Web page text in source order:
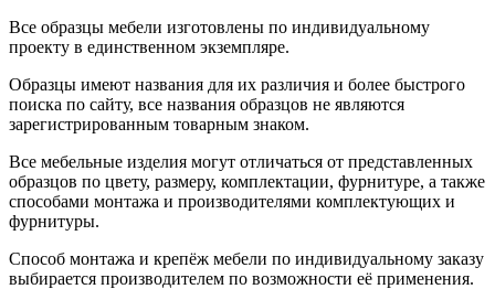
Все образцы мебели изготовлены по индивидуальному
проекту в единственном экземпляре.
Образцы имеют названия для их различия и более быстрого
поиска по сайту, все названия образцов не являются
зарегистрированным товарным знаком.
Все мебельные изделия могут отличаться от представленных
образцов по цвету, размеру, комплектации, фурнитуре, а также
способами монтажа и производителями комплектующих и
фурнитуры.
Способ монтажа и крепёж мебели по индивидуальному заказу
выбирается производителем по возможности её применения.